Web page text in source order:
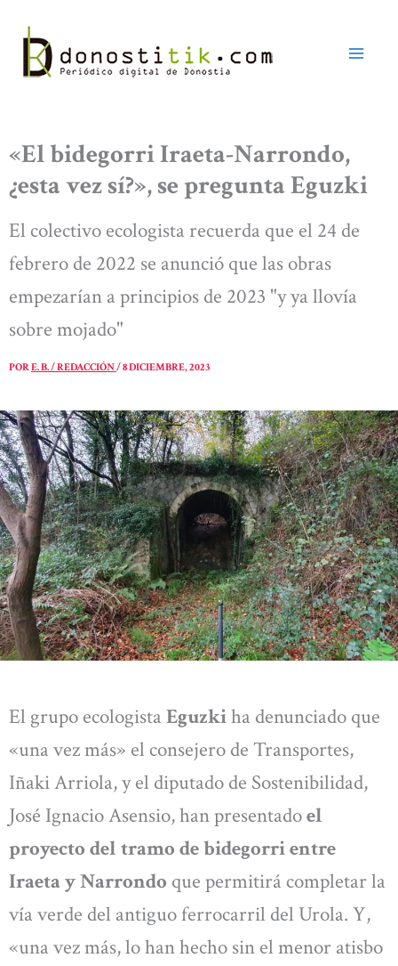
contenido
«El bidegorri Iraeta-Narrondo,
¿esta vez sí?», se pregunta Eguzki
El colectivo ecologista recuerda que el 24 de
febrero de 2022 se anunció que las obras
empezarían a principios de 2023 "y ya llovía
sobre mojado"
PORE. B. / REDACCIÓN/8 DICIEMBRE, 2023
El grupo ecologista Eguzkiha denunciado que
«una vez más» el consejero de Transportes,
Iñaki Arriola, y el diputado de Sostenibilidad,
José Ignacio Asensio, han presentadoel
proyecto del tramo de bidegorri entre
Iraeta y Narrondo que permitirá completar la
vía verde del antiguo ferrocarril del Urola. Y,
«una vez más, lo han hecho sin el menor atisbo